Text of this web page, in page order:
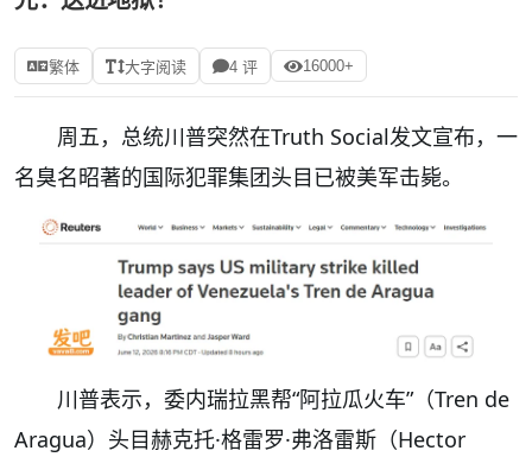
繁体 大字阅读 4 评 16000+
周五，总统川普突然在Truth Social发文宣布，一
名臭名昭著的国际犯罪集团头目已被美军击毙。
川普表示，委内瑞拉黑帮“阿拉瓜火车”（Tren de
Aragua）头目赫克托·格雷罗·弗洛雷斯（Hector